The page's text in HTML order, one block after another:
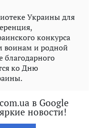
Украины для
конкурса
воинам и родной
благодарного
ко Дню
в Google
новости!